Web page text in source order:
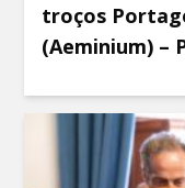
troços
(Aeminium) –